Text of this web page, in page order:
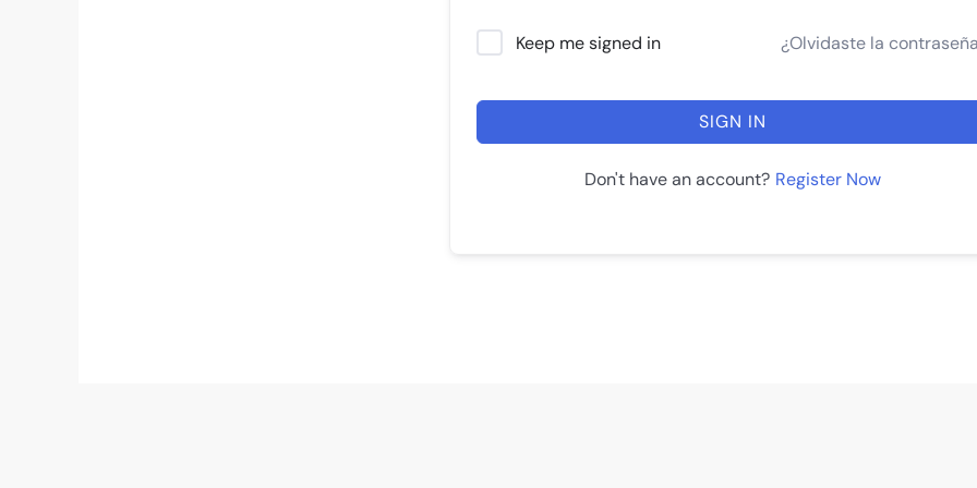
Keep me signed in ¿Olvidaste la
SIGN IN
Don't have an account? Register Now